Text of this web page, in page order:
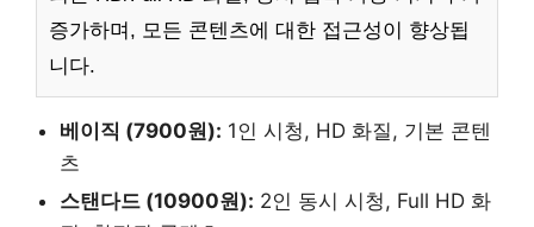
증가하며, 모든 콘텐츠에 대한 접근성이 향상됩
니다.
베이직 (7900원): 1인 시청, HD 화질, 기본 콘텐
츠
스탠다드 (10900원): 2인 동시 시청, Full HD 화